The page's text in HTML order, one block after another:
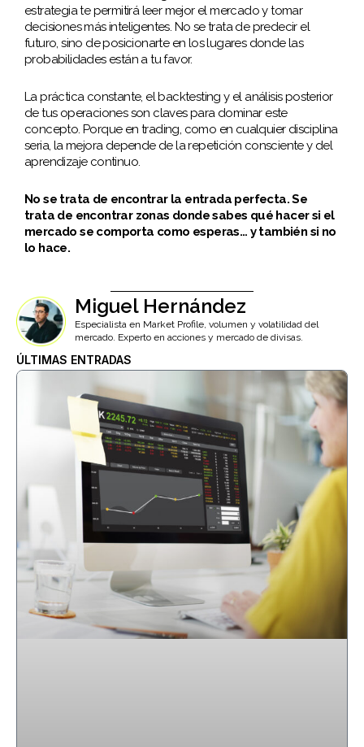
estrategia te permitirá leer mejor el mercado y tomar
decisiones más inteligentes. No se trata de predecir el
futuro, sino de posicionarte en los lugares donde las
probabilidades están a tu favor.
La práctica constante, el backtesting y el análisis posterior
de tus operaciones son claves para dominar este
concepto. Porque en trading, como en cualquier disciplina
seria, la mejora depende de la repetición consciente y del
aprendizaje continuo.
No se trata de encontrar la entrada perfecta. Se
trata de encontrar zonas donde sabes qué hacer si el
mercado se comporta como esperas… y también si no
lo hace.
Miguel Hernández
Especialista en Market Profile, volumen y volatilidad del
mercado. Experto en acciones y mercado de divisas.
ÚLTIMAS ENTRADAS